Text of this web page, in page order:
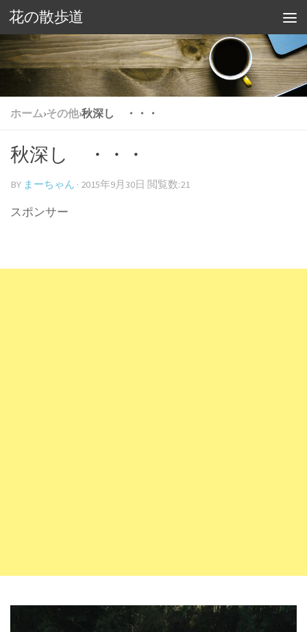
花の散歩道
ホーム›その他›秋深し ・・・
秋深し ・・・
BY まーちゃん · 2015年9月30日 閲覧数:21
スポンサー